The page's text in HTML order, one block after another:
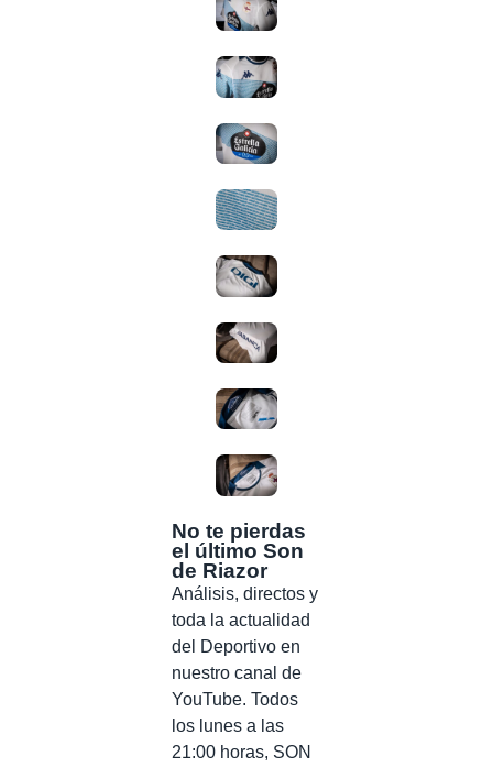
No te pierdas
el último Son
de Riazor
Análisis, directos y
toda la actualidad
del Deportivo en
nuestro canal de
YouTube. Todos
los lunes a las
21:00 horas, SON